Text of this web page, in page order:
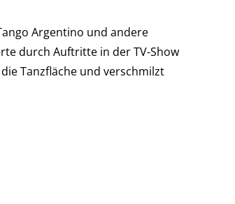
Argentino und andere
durch Auftritte in der TV-Show
Tanzfläche und verschmilzt